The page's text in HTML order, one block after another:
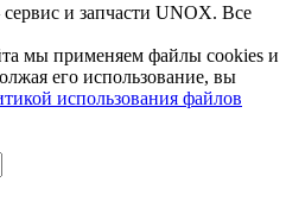
и запчасти UNOX. Все
мы применяем файлы cookies и
его использование, вы
использования файлов